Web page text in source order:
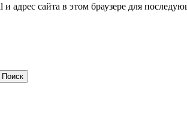
адрес сайта в этом браузере для